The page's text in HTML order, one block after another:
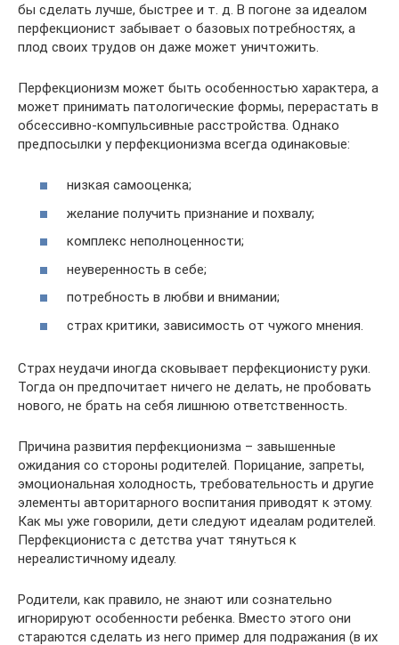
бы сделать лучше, быстрее и т. д. В погоне за идеалом
перфекционист забывает о базовых потребностях, а
плод своих трудов он даже может уничтожить.
Перфекционизм может быть особенностью характера, а
может принимать патологические формы, перерастать в
обсессивно-компульсивные расстройства. Однако
предпосылки у перфекционизма всегда одинаковые:
низкая самооценка;
желание получить признание и похвалу;
комплекс неполноценности;
неуверенность в себе;
потребность в любви и внимании;
страх критики, зависимость от чужого мнения.
Страх неудачи иногда сковывает перфекционисту руки.
Тогда он предпочитает ничего не делать, не пробовать
нового, не брать на себя лишнюю ответственность.
Причина развития перфекционизма – завышенные
ожидания со стороны родителей. Порицание, запреты,
эмоциональная холодность, требовательность и другие
элементы авторитарного воспитания приводят к этому.
Как мы уже говорили, дети следуют идеалам родителей.
Перфекциониста с детства учат тянуться к
нереалистичному идеалу.
Родители, как правило, не знают или сознательно
игнорируют особенности ребенка. Вместо этого они
стараются сделать из него пример для подражания (в их